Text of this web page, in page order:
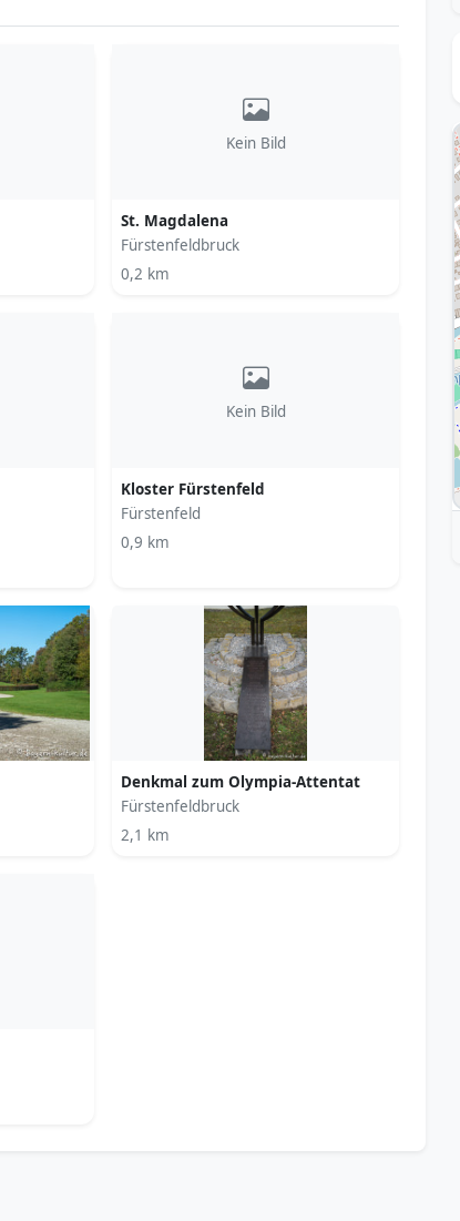
Kein Bild
St. Magdalena
Fürstenfeldbruck
0,2 km
Kein Bild
Kloster Fürstenfeld
Fürstenfeld
0,9 km
Denkmal zum Olympia-Attentat
Fürstenfeldbruck
2,1 km